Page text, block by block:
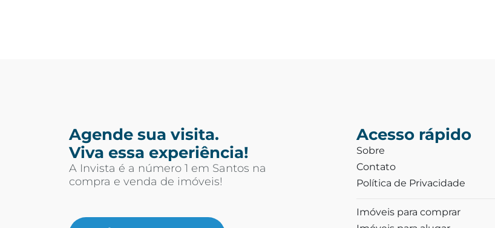
Agende sua visita.
Viva essa experiência!
A Invista é a número 1 em Santos na
compra e venda de imóveis!
Acesso rápido
Sobre
Contato
Política de Privacidade
Imóveis para comprar